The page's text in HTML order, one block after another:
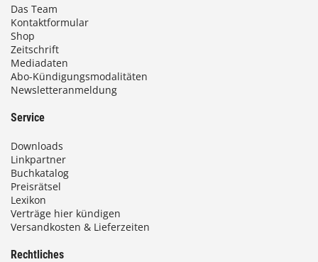
Das Team
Kontaktformular
Shop
Zeitschrift
Mediadaten
Abo-Kündigungsmodalitäten
Newsletteranmeldung
Service
Downloads
Linkpartner
Buchkatalog
Preisrätsel
Lexikon
Verträge hier kündigen
Versandkosten & Lieferzeiten
Rechtliches